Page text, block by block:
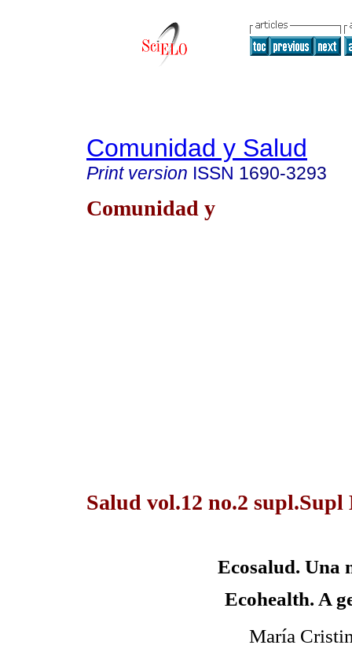
Comunidad y Salud
Print version ISSN 1690-3293
Comunidad y
Salud vol.12 no.2 supl.Supl
Ecosalud. Una
Ecohealth. A
María